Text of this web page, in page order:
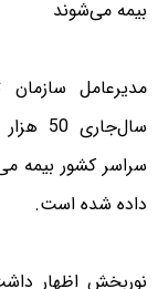
بیمه می‌شوند
سراسر کشور بیمه
داده شده است.